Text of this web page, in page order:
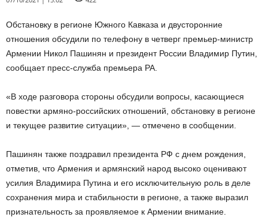
Обстановку в регионе Южного Кавказа и двусторонние
отношения обсудили по телефону в четверг премьер-министр
Армении Никол Пашинян и президент России Владимир Путин,
сообщает пресс-служба премьера РА.
«В ходе разговора стороны обсудили вопросы, касающиеся
повестки армяно-российских отношений, обстановку в регионе
и текущее развитие ситуации», — отмечено в сообщении.
Пашинян также поздравил президента РФ с днем рождения,
отметив, что Армения и армянский народ высоко оценивают
усилия Владимира Путина и его исключительную роль в деле
сохранения мира и стабильности в регионе, а также выразил
признательность за проявляемое к Армении внимание.